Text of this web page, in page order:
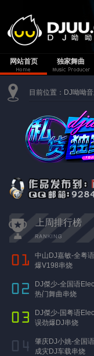
网站首页
独家舞曲
目前位置： DJ呦呦
上周排行榜
中山DJ嘉敏-全粤
爆V198串烧
DJ傑少-全国语
热门舞曲串烧
DJ傑少-国粤语
误劲爆DJ串烧
肇庆DJ小姚-全国
成灾DJ车载串烧